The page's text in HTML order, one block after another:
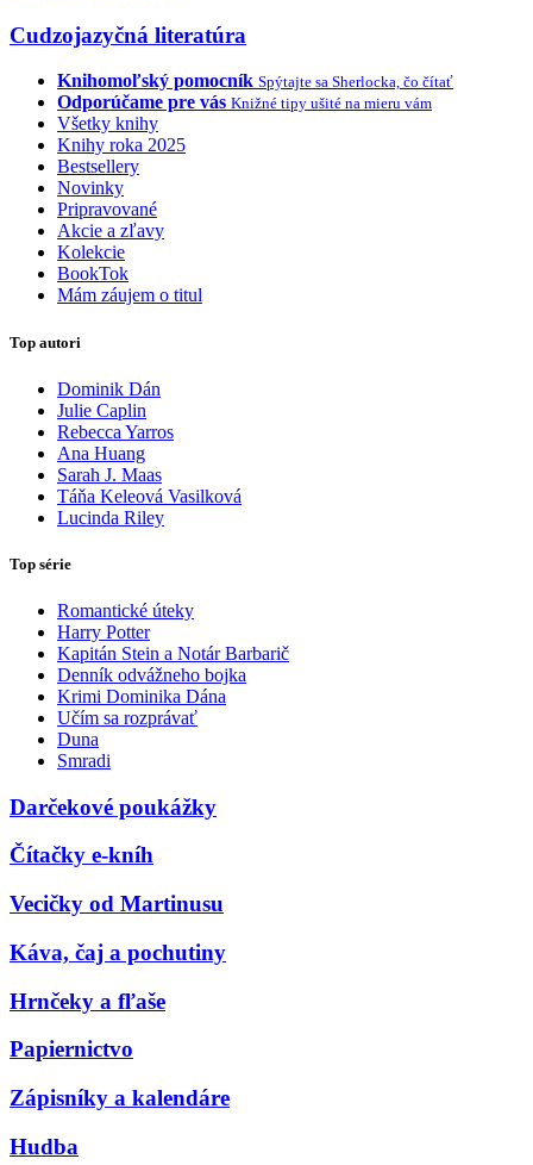
Cudzojazyčná literatúra
Knihomoľský pomocník Spýtajte sa Sherlocka, čo čítať
Odporúčame pre vás Knižné tipy ušité na mieru vám
Všetky knihy
Knihy roka 2025
Bestsellery
Novinky
Pripravované
Akcie a zľavy
Kolekcie
BookTok
Mám záujem o titul
Top autori
Dominik Dán
Julie Caplin
Rebecca Yarros
Ana Huang
Sarah J. Maas
Táňa Keleová Vasilková
Lucinda Riley
Top série
Romantické úteky
Harry Potter
Kapitán Stein a Notár Barbarič
Denník odvážneho bojka
Krimi Dominika Dána
Učím sa rozprávať
Duna
Smradi
Darčekové poukážky
Čítačky e-kníh
Vecičky od Martinusu
Káva, čaj a pochutiny
Hrnčeky a fľaše
Papiernictvo
Zápisníky a kalendáre
Hudba